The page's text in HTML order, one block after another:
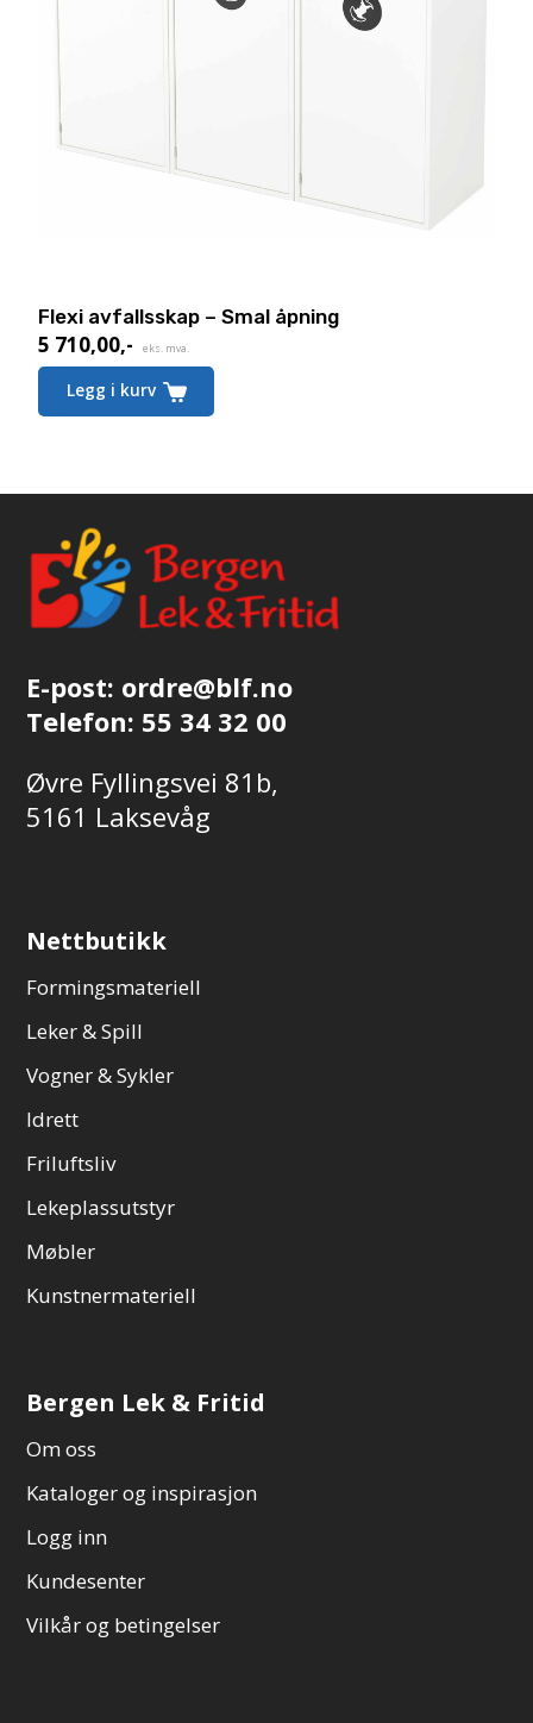
Flexi avfallsskap – Smal åpning
5 710,00,- eks. mva.
Legg i kurv
E-post: ordre@blf.no
Telefon: 55 34 32 00
Øvre Fyllingsvei 81b,
5161 Laksevåg
Nettbutikk
Formingsmateriell
Leker & Spill
Vogner & Sykler
Idrett
Friluftsliv
Lekeplassutstyr
Møbler
Kunstnermateriell
Bergen Lek & Fritid
Om oss
Kataloger og inspirasjon
Logg inn
Kundesenter
Vilkår og betingelser